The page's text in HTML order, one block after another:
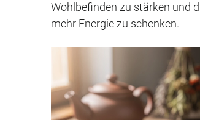
Wohlbefinden zu stärken und dir
mehr Energie zu schenken.